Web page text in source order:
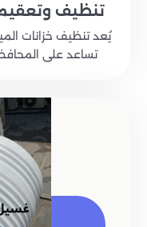
تنظيف وتعقيم
يُعد تنظيف خزانات
تساعد على